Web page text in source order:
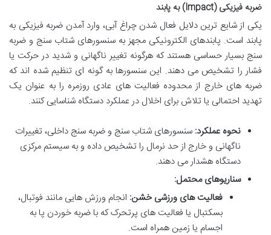
ضربه فیزیکی (Impact) به پابند
یکی از شایع ترین دلایل فعال شدن چراغ آبی، وارد آمدن ضربه فیزیکی به
پابند است. پابندهای الکترونیکی مجهز به سنسورهای شتاب سنج و ضربه
سنج بسیار حساسی هستند که هرگونه تغییر ناگهانی و شدید در حرکت یا
فشار را تشخیص می دهند. این سنسورها به گونه ای تنظیم شده اند که
ضربه های خارج از محدوده فعالیت های عادی روزمره را به عنوان یک
تهدید احتمالی یا تلاش برای اخلال در عملکرد دستگاه شناسایی کنند.
نحوه عملکرد: سنسورهای شتاب سنج و ضربه سنج داخلی، تغییرات
ناگهانی و خارج از حد نرمال را تشخیص داده و به سیستم مرکزی
دستگاه هشدار می دهند.
سناریوهای محتمل:
فعالیت های ورزشی خشن: انجام ورزش هایی مانند فوتبال،
بسکتبال یا فعالیت های پرتحرک که با ضربه خوردن پا به
اجسام یا زمین همراه است.